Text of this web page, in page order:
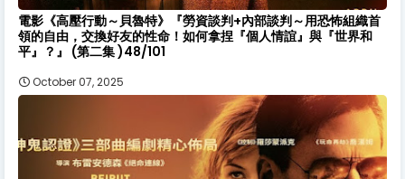
電影《高壓行動～貝魯特》『勞資談判+內部談判～用恐怖組織首
領的自由，交換好友的性命！如何拿捏『個人情誼』與『世界和
平』？』 (第二集 )48/101
October 07, 2025